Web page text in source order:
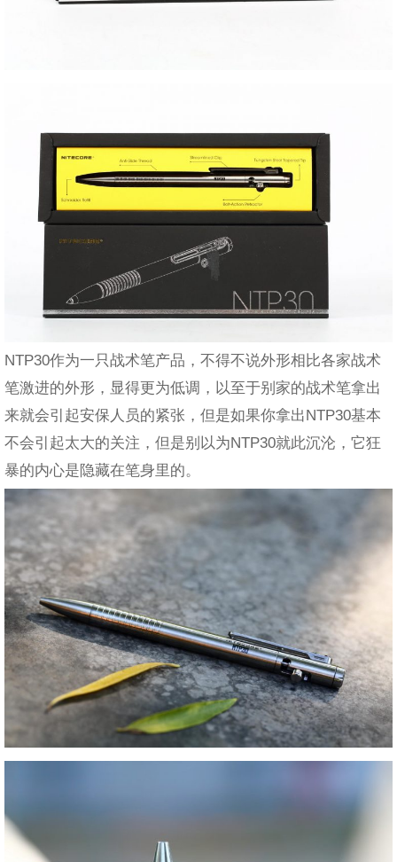
NTP30作为一只战术笔产品，不得不说外形相比各家战术
笔激进的外形，显得更为低调，以至于别家的战术笔拿出
来就会引起安保人员的紧张，但是如果你拿出NTP30基本
不会引起太大的关注，但是别以为NTP30就此沉沦，它狂
暴的内心是隐藏在笔身里的。